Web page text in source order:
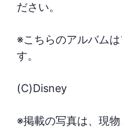
ださい。
※こちらのアルバム
す。
(C)Disney
※掲載の写真は、現